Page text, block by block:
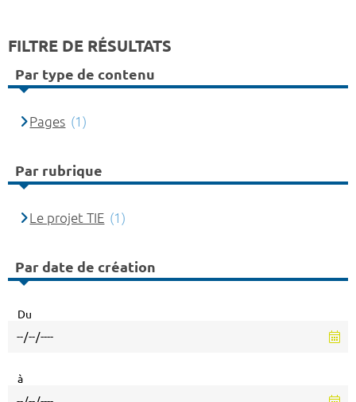
FILTRE DE RÉSULTATS
Par type de contenu
Pages (1)
Par rubrique
Le projet TIE (1)
Par date de création
Du
à